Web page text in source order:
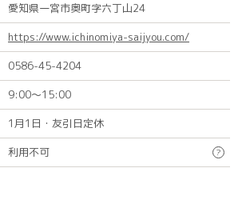
愛知県一宮市奥町字六丁山24
https://www.ichinomiya-saijyou.com/
0586-45-4204
9:00～15:00
1月1日・友引日定休
利用不可 ?